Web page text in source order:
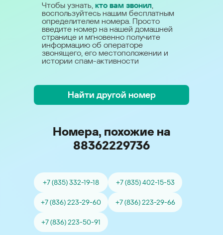
Чтобы узнать, кто вам звонил,
воспользуйтесь нашим бесплатным
определителем номера. Просто
введите номер на нашей домашней
странице и мгновенно получите
информацию об операторе
звонящего, его местоположении и
истории спам-активности
Найти другой номер
Номера, похожие на
88362229736
+7 (835) 332-19-18 +7 (835) 402-15-53
+7 (836) 223-29-60 +7 (836) 223-29-66
+7 (836) 223-50-91